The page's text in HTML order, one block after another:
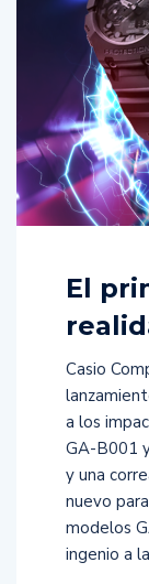
El
Casio
a los
GA-B001
y una
nuevo
modelos
ingenio a